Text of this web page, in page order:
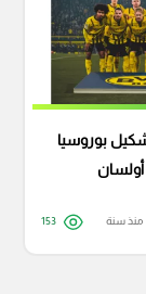
بوروسيا
أولسان
منذ سنة 153